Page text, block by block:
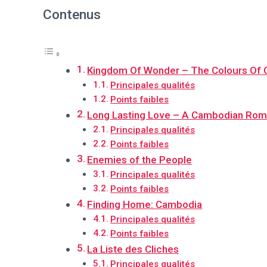
Contenus
Kingdom Of Wonder – The Colours Of
Principales qualités
Points faibles
Long Lasting Love – A Cambodian
Principales qualités
Points faibles
Enemies of the People
Principales qualités
Points faibles
Finding Home: Cambodia
Principales qualités
Points faibles
La Liste des Cliches
Principales qualités